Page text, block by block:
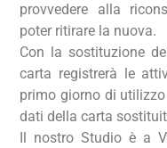
provvedere alla
poter ritirare la nuova.
Con la sostituzione
carta registrerà le
primo giorno di
dati della carta
Il nostro Studio è a